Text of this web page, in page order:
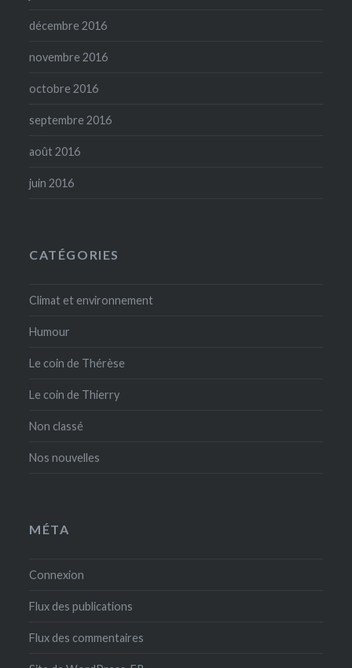
décembre 2016
novembre 2016
octobre 2016
septembre 2016
août 2016
juin 2016
CATÉGORIES
Climat et environnement
Humour
Le coin de Thérèse
Le coin de Thierry
Non classé
Nos nouvelles
MÉTA
Connexion
Flux des publications
Flux des commentaires